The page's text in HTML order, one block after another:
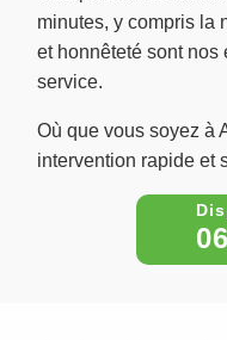
minutes, y compris la
et honnêteté sont nos
service.
Où que vous soyez à
intervention rapide et